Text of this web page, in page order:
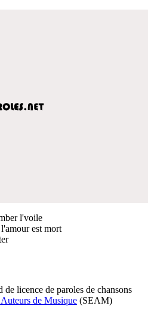
l'voile
est mort
de licence de paroles de chansons
de Musique (SEAM)